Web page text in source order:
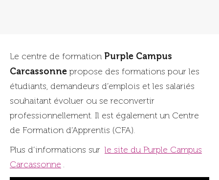
Le centre de formation Purple Campus
Carcassonne propose des formations pour les
étudiants, demandeurs d’emplois et les salariés
souhaitant évoluer ou se reconvertir
professionnellement. Il est également un Centre
de Formation d’Apprentis (CFA).
Plus d’informations sur
le site du Purple Campus
Carcassonne .